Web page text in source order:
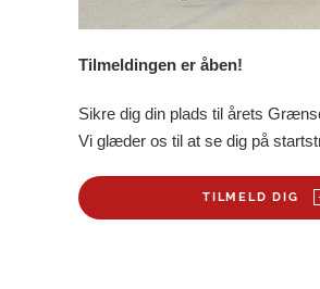
Tilmeldingen er åben!
Sikre dig din plads til årets
Vi glæder os til at se dig på
TILMELD DIG